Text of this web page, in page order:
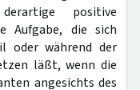
positive
Aufgabe, die sich
oder während der
läßt, wenn die
angesichts des